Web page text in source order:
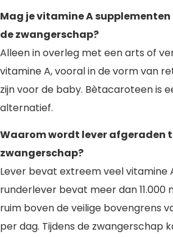
Mag je vitamine A
de zwangerschap?
Alleen in overleg met een arts of
vitamine A, vooral in de vorm van
zijn voor de baby. Bètacaroteen is
alternatief.
Waarom wordt lever afgeraden
zwangerschap?
Lever bevat extreem veel vitamine
runderlever bevat meer dan
ruim boven de veilige bovengrens
per dag. Tijdens de zwangerschap